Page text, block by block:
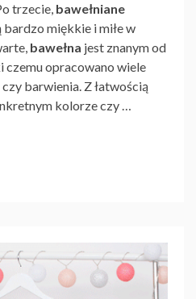
trzecie, bawełniane
bardzo miękkie i miłe w
bawełna jest znanym od
czemu opracowano wiele
barwienia. Z łatwością
kolorze czy …